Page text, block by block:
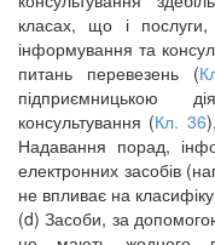
класах, що і послуги,
інформування та
питань перевезень (
підприємницькою
консультування (Кл. 36
Надавання порад,
електронних засобів
не впливає на
(d) Засоби, за